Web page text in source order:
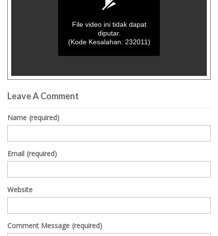
0
of
File video ini tidak dapat
diputar.
(Kode Kesalahan: 232011)
Leave A Comment
Name (required)
Email (required)
Website
Comment Message (required)